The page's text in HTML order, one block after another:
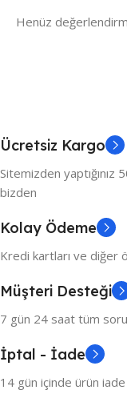
Henüz
Ücretsiz Kargo
Sitemizden
bizden
Kolay Ödeme
Kredi kartları ve diğer
Müşteri Desteği
7 gün 24 saat tüm
İptal - İade
14 gün içinde ürün iade